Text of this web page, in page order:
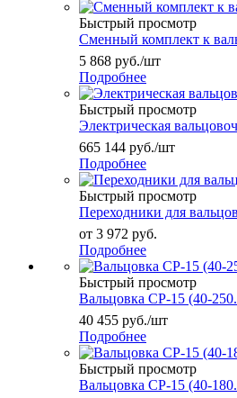
Быстрый просмотр
Сменный комплект к
5 868 руб./шт
Подробнее
Быстрый просмотр
Электрическая
665 144 руб./шт
Подробнее
Быстрый просмотр
Переходники для
от 3 972 руб.
Подробнее
Быстрый просмотр
Вальцовка СР-15 (40-
40 455 руб./шт
Подробнее
Быстрый просмотр
Вальцовка СР-15 (40-